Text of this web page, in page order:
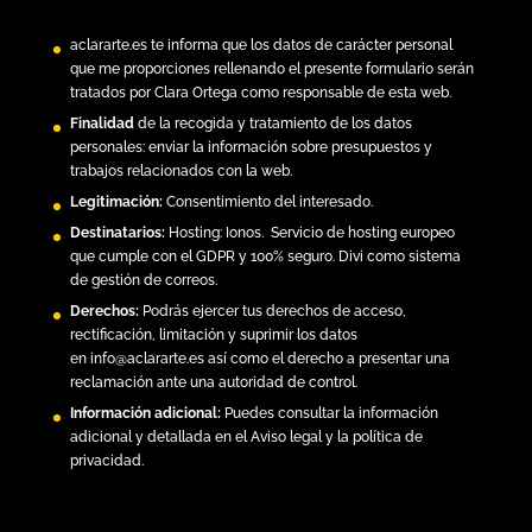
aclararte.este informa que los datos de carácter personal
que me proporciones rellenando el presente formulario serán
tratados por Clara Ortega como responsable de esta web.
Finalidadde la recogida y tratamiento de los datos
personales: enviar la información sobre presupuestos y
trabajos relacionados con la web.
Legitimación: Consentimiento del interesado.
Destinatarios:Hosting: Ionos.Servicio de hosting europeo
que cumple con el GDPR y 100% seguro. Divi como sistema
de gestión de correos.
Derechos: Podrás ejercer tus derechos de acceso,
rectificación, limitación y suprimir los datos
en info@aclararte.esasí como el derecho a presentar una
reclamación ante una autoridad de control.
Información adicional:Puedes consultar la información
adicional y detallada en elAviso legal y la política de
privacidad.